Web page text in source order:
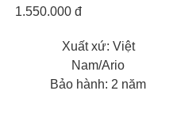
1.550.000 đ
Xuất xứ: Việt
Nam/Ario
Bảo hành: 2 năm